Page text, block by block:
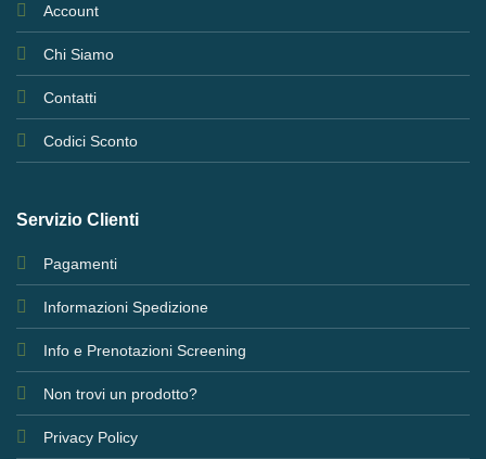
Account
Chi Siamo
Contatti
Codici Sconto
Servizio Clienti
Pagamenti
Informazioni Spedizione
Info e Prenotazioni Screening
Non trovi un prodotto?
Privacy Policy